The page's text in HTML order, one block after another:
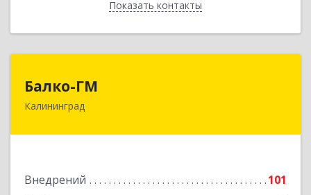
Показать контакты
Назад
Балко-ГМ
Калининград
Внедрений
101
236022, Калининградская обл, Калининград г,